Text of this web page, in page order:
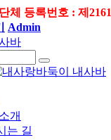
체 등록번호 : 제2161
Admin
개
는 길